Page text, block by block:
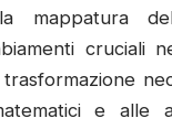
mappatura
cruciali
e alle